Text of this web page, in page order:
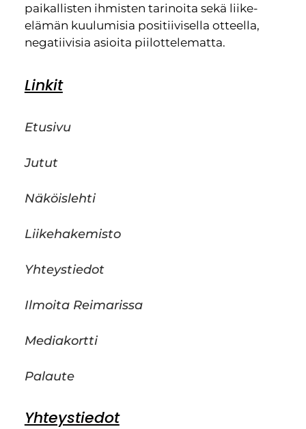
paikallisten ihmisten tarinoita sekä liike-
elämän kuulumisia positiivisella otteella,
negatiivisia asioita piilottelematta.
Linkit
Etusivu
Jutut
Näköislehti
Liikehakemisto
Yhteystiedot
Ilmoita Reimarissa
Mediakortti
Palaute
Yhteystiedot